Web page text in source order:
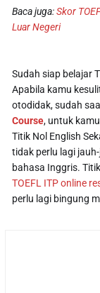
Baca juga:Skor
Luar Negeri
Sudah siap belajar
Apabila kamu
otodidak, sudah
Course, untuk
Titik Nol English
tidak perlu lagi
bahasa Inggris.
TOEFL ITP online
perlu lagi bingung